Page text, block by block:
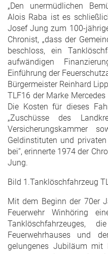
„Den unermüdlichen
Alois Raba ist es
Josef Jung zum 100-
Chronist, „dass der
beschloss, ein
aufwändigen
Einführung der
Bürgermeister Reinhard
TLF16 der Marke
Die Kosten für dieses
„Zuschüsse des
Versicherungskammer
Geldinstituten und
bei“, erinnerte 1974 der
Jung.
Bild 1.Tanklöschfahrzeug
Mit dem Beginn der 70er
Feuerwehr Winhöring
Tanklöschfahrzeuges,
Feuerwehrhauses und
gelungenes Jubiläum mit